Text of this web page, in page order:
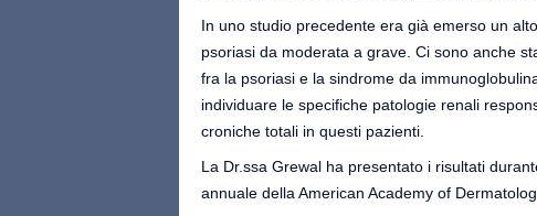
In uno studio precedente era già emerso un
psoriasi da moderata a grave. Ci sono anche
fra la psoriasi e la sindrome da
individuare le specifiche patologie renali
croniche totali in questi pazienti.
La Dr.ssa Grewal ha presentato i risultati
annuale della American Academy of